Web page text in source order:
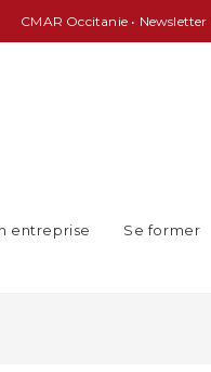
CMAR Occitanie• Newsletter
entreprise Se former